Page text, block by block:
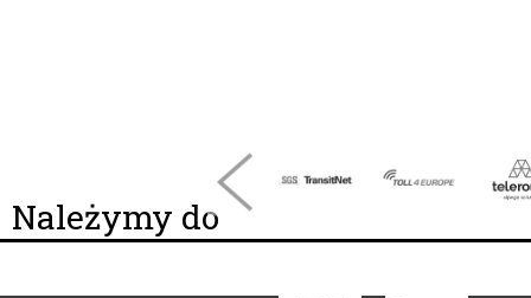
Należymy do